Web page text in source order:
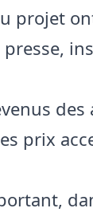
projet
presse,
des
prix